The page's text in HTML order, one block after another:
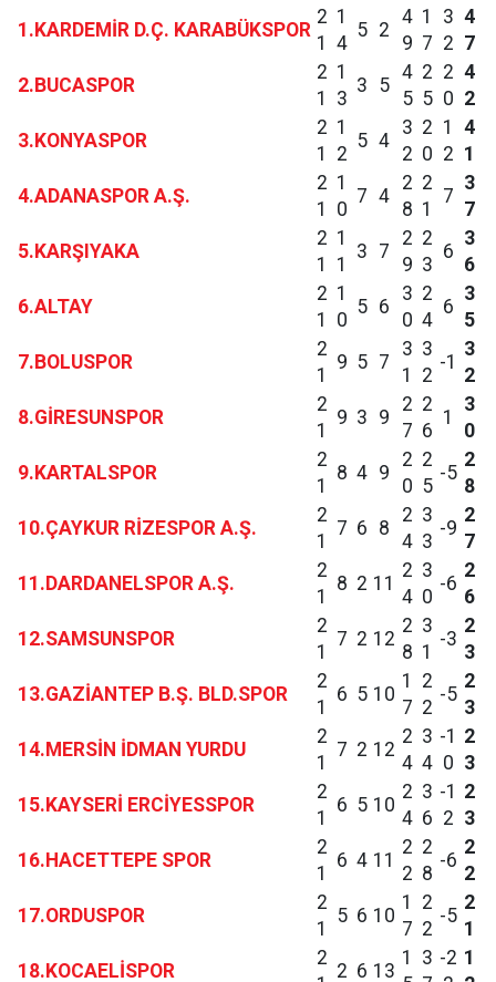
1.KARDEMİR D.Ç. KARABÜKSPOR
2
1
1
4
5 2
4
9
1
7
3
2
4
7
2.BUCASPOR
2
1
1
3
3 5
4
5
2
5
2
0
4
2
3.KONYASPOR
2
1
1
2
5 4
3
2
2
0
1
2
4
1
4.ADANASPOR A.Ş.
2
1
1
0
7 4
2
8
2
1
7
3
7
5.KARŞIYAKA
2
1
1
1
3 7
2
9
2
3
6
3
6
6.ALTAY
2
1
1
0
5 6
3
0
2
4
6
3
5
7.BOLUSPOR
2
1
9 5 7
3
1
3
2
-1
3
2
8.GİRESUNSPOR
2
1
9 3 9
2
7
2
6
1
3
0
9.KARTALSPOR
2
1
8 4 9
2
0
2
5
-5
2
8
10.ÇAYKUR RİZESPOR A.Ş.
2
1
7 6 8
2
4
3
3
-9
2
7
11.DARDANELSPOR A.Ş.
2
1
8 2 11
2
4
3
0
-6
2
6
12.SAMSUNSPOR
2
1
7 2 12
2
8
3
1
-3
2
3
13.GAZİANTEP B.Ş. BLD.SPOR
2
1
6 5 10
1
7
2
2
-5
2
3
14.MERSİN İDMAN YURDU
2
1
7 2 12
2
4
3
4
-1
0
2
3
15.KAYSERİ ERCİYESSPOR
2
1
6 5 10
2
4
3
6
-1
2
2
3
16.HACETTEPE SPOR
2
1
6 4 11
2
2
2
8
-6
2
2
17.ORDUSPOR
2
1
5 6 10
1
7
2
2
-5
2
1
18.KOCAELİSPOR
2
2 6 13
1
3 -2 1